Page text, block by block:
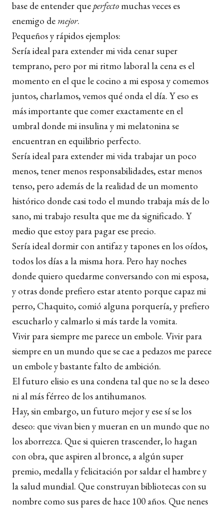
base de entender queperfecto muchas veces es
enemigo de mejor.
Pequeños y rápidos ejemplos:
Sería ideal para extender mi vida cenar super
temprano, pero por mi ritmo laboral la cena es el
momento en el que le cocino a mi esposa y comemos
juntos, charlamos, vemos qué onda el día. Y eso es
más importante que comer exactamente en el
umbral donde mi insulina y mi melatonina se
encuentran en equilibrio perfecto.
Sería ideal para extender mi vida trabajar un poco
menos, tener menos responsabilidades, estar menos
tenso, pero además de la realidad de un momento
histórico donde casi todo el mundo trabaja más de lo
sano, mi trabajo resulta que me da significado. Y
medio que estoy para pagar ese precio.
Sería ideal dormir con antifaz y tapones en los oídos,
todos los días a la misma hora. Pero hay noches
donde quiero quedarme conversando con mi esposa,
y otras donde prefiero estar atento porque capaz mi
perro, Chaquito, comió alguna porquería, y prefiero
escucharlo y calmarlo si más tarde la vomita.
Vivir para siempre me parece un embole. Vivir para
siempre en un mundo que se cae a pedazos me parece
un embole y bastante falto de ambición.
El futuro elisio es una condena tal que no se la deseo
ni al más férreo de los antihumanos.
Hay, sin embargo, un futuro mejor y ese sí se los
deseo: que vivan bien y mueran en un mundo que no
los aborrezca. Que si quieren trascender, lo hagan
con obra, que aspiren al bronce, a algún super
premio, medalla y felicitación por saldar el hambre y
la salud mundial. Que construyan bibliotecas con su
nombre como sus pares de hace 100 años. Que nenes